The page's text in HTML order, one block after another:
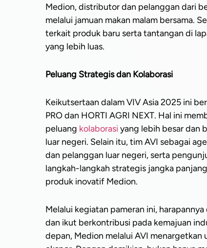
Medion, distributor dan pelanggan dari
melalui jamuan makan malam bersama.
terkait produk baru serta tantangan di
yang lebih luas.
Peluang Strategis dan Kolaborasi
Keikutsertaan dalam VIV Asia 2025 ini
PRO dan HORTI AGRI NEXT. Hal ini
peluang kolaborasi yang lebih besar dan
luar negeri. Selain itu, tim AVI sebagai
dan pelanggan luar negeri, serta
langkah-langkah strategis jangka
produk inovatif Medion.
Melalui kegiatan pameran ini,
dan ikut berkontribusi pada kemajuan
depan, Medion melalui AVI